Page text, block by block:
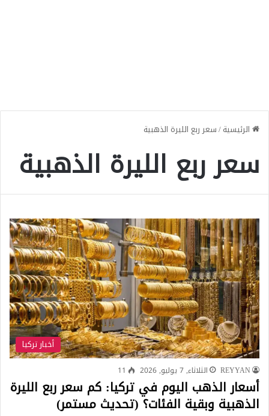
الرئيسية/سعر ربع الليرة الذهبية
سعر ربع الليرة الذهبية
أخبار تركيا
REYYAN الثلاثاء, 7 يوليو, 2026 11
أسعار الذهب اليوم في تركيا: كم سعر ربع الليرة
الذهبية وبقية الفئات؟ (تحديث مستمر)